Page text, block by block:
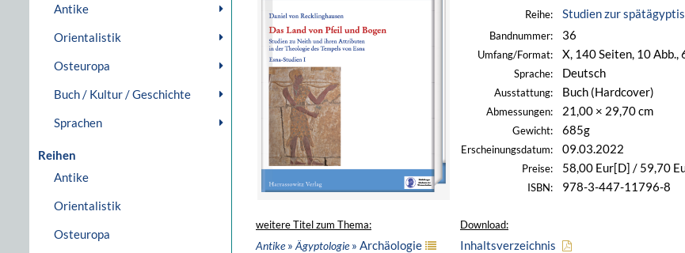
Antike
Orientalistik
Osteuropa
Buch / Kultur / Geschichte
Sprachen
Reihen
Antike
Orientalistik
Osteuropa
Reihe: Studien zur
Bandnummer: 36
Umfang/Format: X, 140 Seiten, 10 Abb.,
Sprache: Deutsch
Ausstattung: Buch (Hardcover)
Abmessungen: 21,00 × 29,70 cm
Gewicht: 685g
Erscheinungsdatum: 09.03.2022
Preise: 58,00 Eur[D] / 59,70
ISBN: 978-3-447-11796-8
weitere Titel zum Thema:
Antike» Ägyptologie» Archäologie
Download:
Inhaltsverzeichnis